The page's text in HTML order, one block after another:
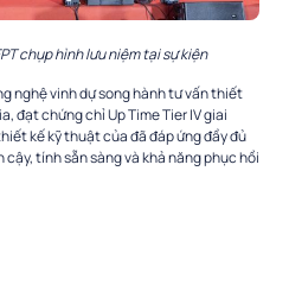
chụp hình lưu niệm tại sự kiện
nghệ vinh dự song hành tư vấn thiết
đạt chứng chỉ Up Time Tier IV giai
kế kỹ thuật của đã đáp ứng đầy đủ
tính sẵn sàng và khả năng phục hồi